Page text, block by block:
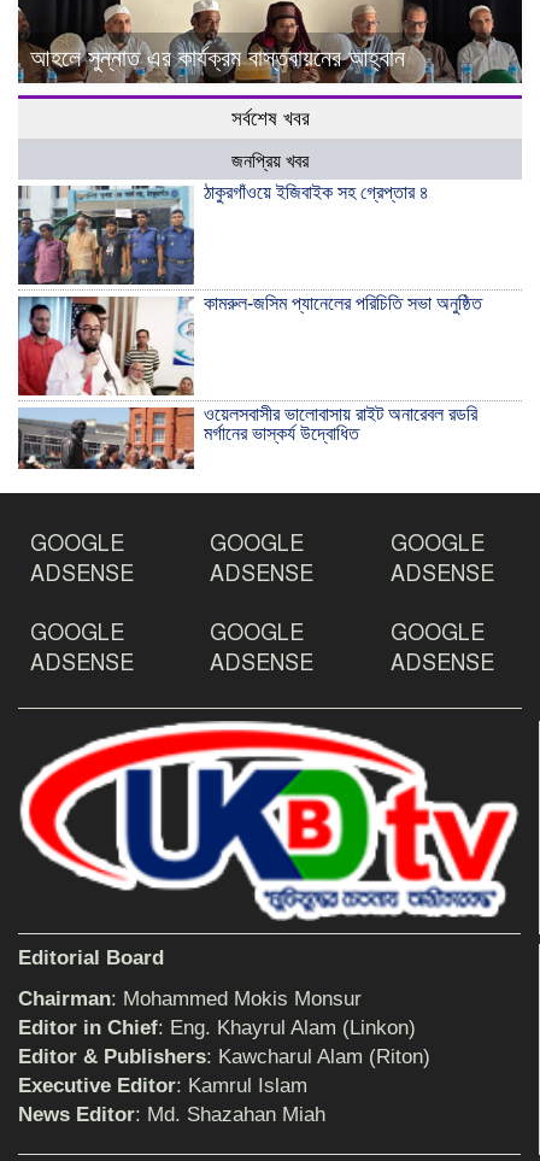
আহলে সুন্নাত এর কার্যক্রম বাস্তবায়নের আহ্বান
সর্বশেষ খবর
জনপ্রিয় খবর
ঠাকুরগাঁওয়ে ইজিবাইক সহ গ্রেপ্তার ৪
কামরুল-জসিম প্যানেলের পরিচিতি সভা অনুষ্ঠিত
ওয়েলসবাসীর ভালোবাসায় রাইট অনারেবল রডরি
মর্গানের ভাস্কর্য উদ্বোধিত
দেশ রক্ষায় প্রগতিশীল সাংবাদিকদের ভুমিকা গুরুত্বপূর্ণ
-মহিবুল হাসান চৌধুরী
আহলে সুন্নাত এর কার্যক্রম বাস্তবায়নের আহ্বান
শিক্ষিকার ওপর হামলাকারীদের গ্রেফতারের দাবিতে
মানববন্ধন অনুষ্ঠিত
সোমবার
ঠাকুরগাঁওয়ে শিশু ধর্ষকের যাবজ্জীবন কারাদণ্ড
GOOGLE
ADSENSE
GOOGLE
ADSENSE
GOOGLE
ADSENSE
GOOGLE
ADSENSE
GOOGLE
ADSENSE
GOOGLE
ADSENSE
Editorial Board
Chairman: Mohammed Mokis Monsur
Editor in Chief: Eng. Khayrul Alam (Linkon)
Editor & Publishers: Kawcharul Alam (Riton)
Executive Editor: Kamrul Islam
News Editor: Md. Shazahan Miah